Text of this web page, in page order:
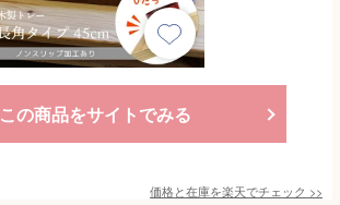
この商品をサイトでみる
価格と在庫を楽天でチェック >>